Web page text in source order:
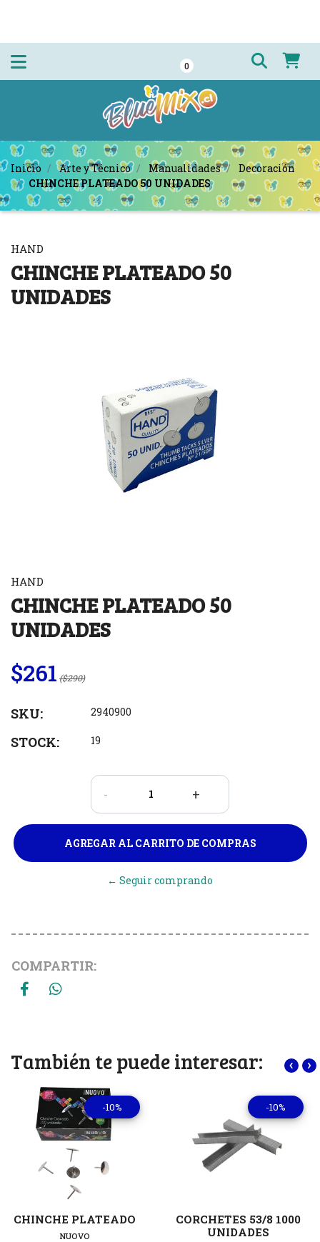
0
Inicio Arte y Técnico Manualidades
Decoración
CHINCHE PLATEADO 50 UNIDADES
HAND
CHINCHE PLATEADO 50
UNIDADES
HAND
CHINCHE PLATEADO 50
UNIDADES
$261 ($290)
SKU: 2940900
STOCK: 19
- +
← Seguir comprando
COMPARTIR:
También te puede interesar:
-10%
CHINCHE PLATEADO
NUOVO
-10%
CORCHETES 53/8 1000
UNIDADES
‹ ›